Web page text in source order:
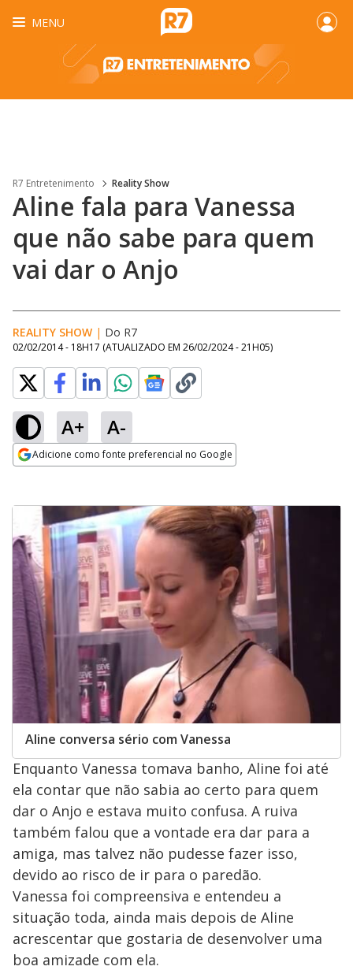
MENU
R7 Entretenimento Reality Show
Aline fala para Vanessa
que não sabe para quem
vai dar o Anjo
REALITY SHOW | Do R7
02/02/2014 - 18H17 (ATUALIZADO EM 26/02/2024 - 21H05)
A+ A-
Adicione como fonte preferencial no Google
Aline conversa sério com Vanessa
Enquanto Vanessa tomava banho, Aline foi até
ela contar que não sabia ao certo para quem
dar o Anjo e estava muito confusa. A ruiva
também falou que a vontade era dar para a
amiga, mas talvez não pudesse fazer isso,
devido ao risco de ir para o paredão.
Vanessa foi compreensiva e entendeu a
situação toda, ainda mais depois de Aline
acrescentar que gostaria de desenvolver uma
boa amizade com ela.